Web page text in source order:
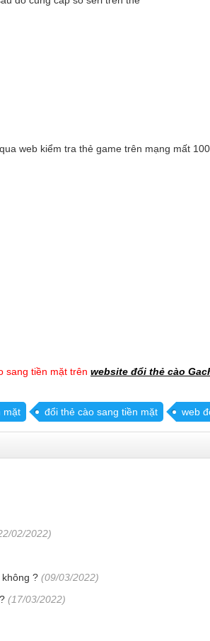
web kiểm tra thẻ game trên mạng mất
sang tiền mặt trên website đổi thẻ cào
mặt đổi thẻ cào sang tiền mặt web
02/2022)
? (09/03/2022)
(17/03/2022)